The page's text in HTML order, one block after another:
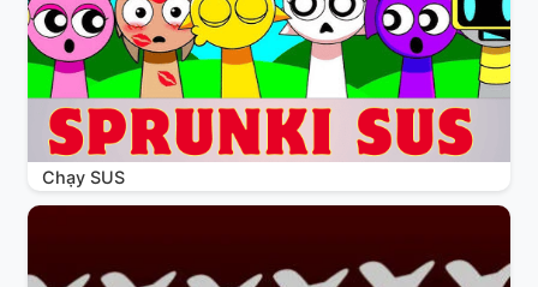
Chạy SUS